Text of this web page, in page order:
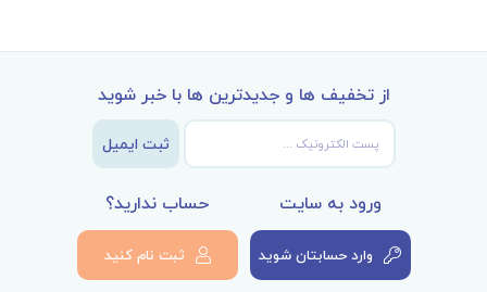
از تخفیف ها و جدیدترین ها با خبر شوید
ثبت ایمیل
ورود به سایت
وارد حسابتان شوید
حساب ندارید؟
ثبت نام کنید